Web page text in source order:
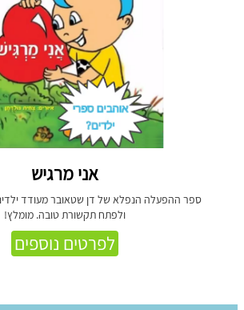
אני מרגיש
ספר ההפעלה הנפלא של דן שטאובר מעודד
ולפתח תקשורת טובה. מומלץ!
לפרטים נוספים